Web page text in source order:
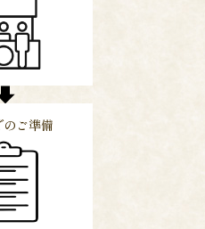
ご準備